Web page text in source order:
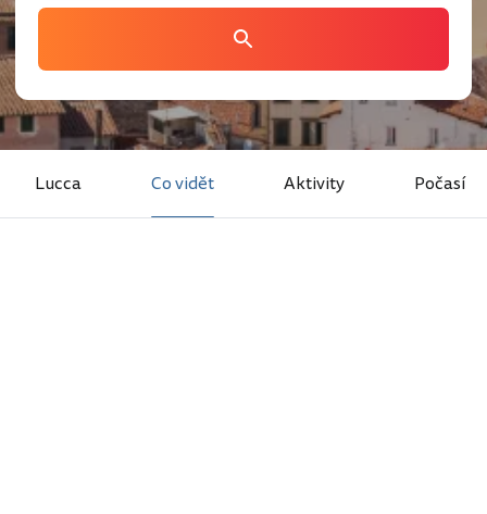
Lucca Co vidět Aktivity Počasí